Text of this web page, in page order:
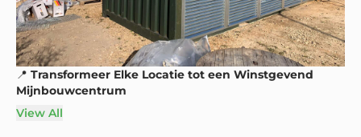
📍 Transformeer Elke Locatie tot een Winstgevend
Mijnbouwcentrum
View All